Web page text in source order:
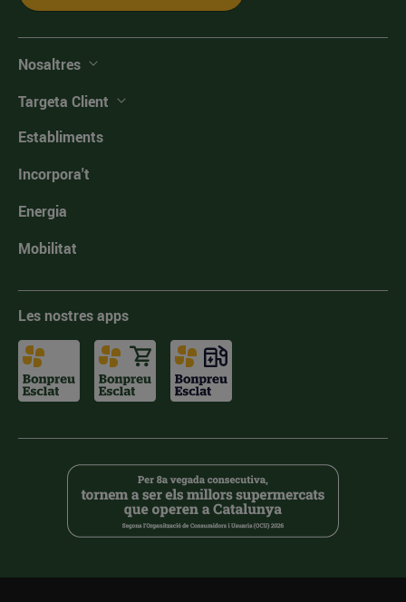
Nosaltres
Targeta Client
Establiments
Incorpora't
Energia
Mobilitat
Les nostres apps